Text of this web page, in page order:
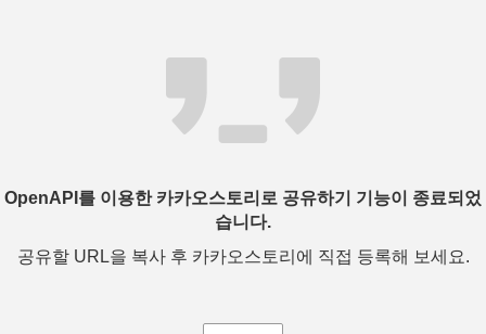
OpenAPI를 이용한 카카오스토리로 공유하기 기능이 종료되었
습니다.
공유할 URL을 복사 후 카카오스토리에 직접 등록해 보세요.